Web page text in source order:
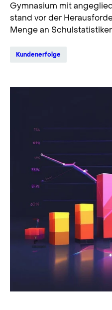
Gymnasium mit
stand vor der
Menge an
Kundenerfolge